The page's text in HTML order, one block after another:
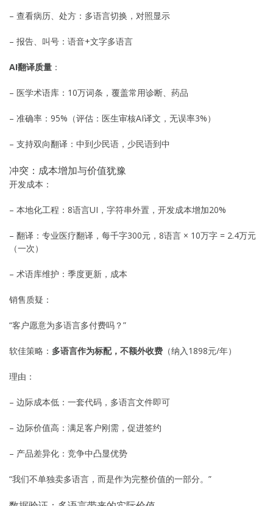
– 查看病历、处方：多语言切换，对照显示
– 报告、叫号：语音+文字多语言
AI翻译质量 ：
– 医学术语库：10万词条，覆盖常用诊断、药品
– 准确率：95%（评估：医生审核AI译文，无误率3%）
– 支持双向翻译：中到少民语，少民语到中
冲突：成本增加与价值犹豫
开发成本：
– 本地化工程：8语言UI，字符串外置，开发成本增加20%
– 翻译：专业医疗翻译，每千字300元，8语言 × 10万字 = 2.4万元
（一次）
– 术语库维护：季度更新，成本
销售质疑：
“客户愿意为多语言多付费吗？”
软佳策略： 多语言作为标配，不额外收费 （纳入1898元/年）
理由：
– 边际成本低：一套代码，多语言文件即可
– 边际价值高：满足客户刚需，促进签约
– 产品差异化：竞争中凸显优势
“我们不单独卖多语言，而是作为完整价值的一部分。”